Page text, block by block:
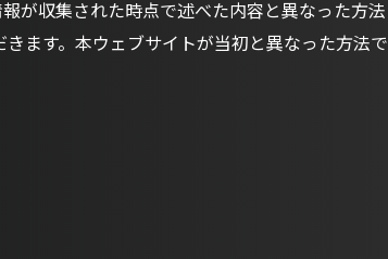
が収集された時点で述べた内容と異なった方法
ます。本ウェブサイトが当初と異なった方法で